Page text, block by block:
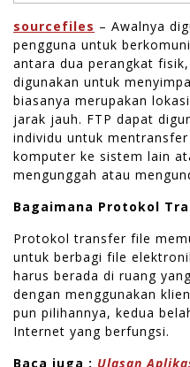
sourcefiles – Awalnya
pengguna untuk
antara dua perangkat
digunakan untuk
biasanya merupakan
jarak jauh. FTP dapat
individu untuk
komputer ke sistem lain
mengunggah atau
Bagaimana Protokol
Protokol transfer file
untuk berbagi file
harus berada di ruang
dengan menggunakan
pun pilihannya, kedua
Internet yang berfungsi.
Baca juga : Ulasan